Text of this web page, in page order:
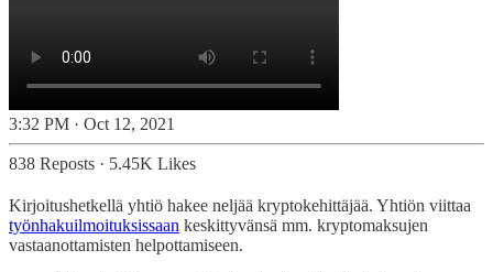
3:32 PM · Oct 12, 2021
838 Reposts · 5.45K Likes
Kirjoitushetkellä yhtiö hakee neljää kryptokehittäjää. Yhtiön viittaa
työnhakuilmoituksissaan keskittyvänsä mm. kryptomaksujen
vastaanottamisten helpottamiseen.